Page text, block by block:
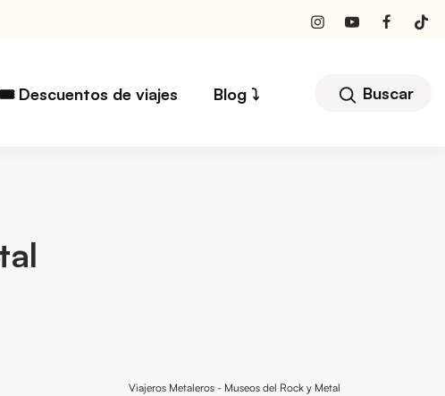
🎟️ Descuentos de viajes Blog ⤵︎ Buscar
Viajeros Metaleros - Museos del Rock y Metal